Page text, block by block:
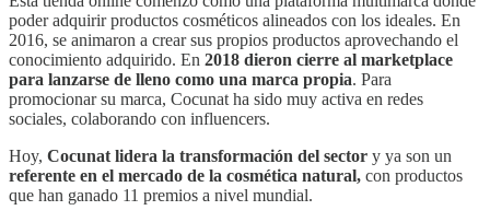
poder adquirir productos cosméticos alineados con los ideales. En
2016, se animaron a crear sus propios productos aprovechando el
conocimiento adquirido. En 2018 dieron cierre al marketplace
para lanzarse de lleno como una marca propia. Para
promocionar su marca, Cocunat ha sido muy activa en redes
sociales, colaborando con influencers.
Hoy, Cocunat lidera la transformación del sector y ya son un
referente en el mercado de la cosmética natural, con productos
que han ganado 11 premios a nivel mundial.